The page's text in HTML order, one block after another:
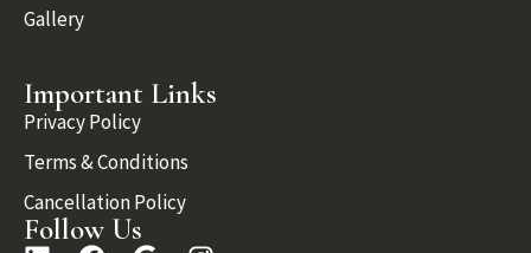
Gallery
Important Links
Privacy Policy
Terms & Conditions
Cancellation Policy
Follow Us